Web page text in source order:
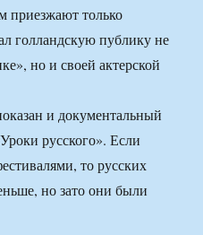
приезжают только
голландскую публику не
но и своей актерской
и документальный
русского». Если
то русских
но зато они были